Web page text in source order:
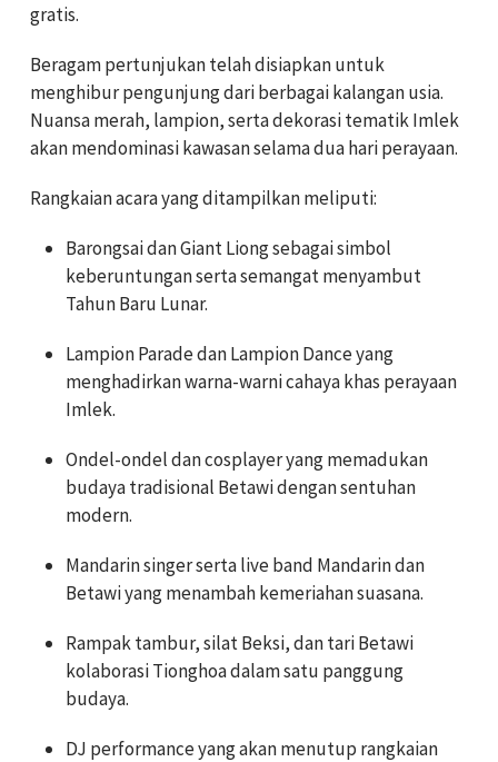
gratis.
Beragam pertunjukan telah disiapkan untuk
menghibur pengunjung dari berbagai kalangan usia.
Nuansa merah, lampion, serta dekorasi tematik Imlek
akan mendominasi kawasan selama dua hari perayaan.
Rangkaian acara yang ditampilkan meliputi:
Barongsai dan Giant Liong sebagai simbol
keberuntungan serta semangat menyambut
Tahun Baru Lunar.
Lampion Parade dan Lampion Dance yang
menghadirkan warna-warni cahaya khas perayaan
Imlek.
Ondel-ondel dan cosplayer yang memadukan
budaya tradisional Betawi dengan sentuhan
modern.
Mandarin singer serta live band Mandarin dan
Betawi yang menambah kemeriahan suasana.
Rampak tambur, silat Beksi, dan tari Betawi
kolaborasi Tionghoa dalam satu panggung
budaya.
DJ performance yang akan menutup rangkaian